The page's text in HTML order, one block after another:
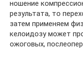
ношение
результата, то
затем применяем
келоидозу может
ожоговых,